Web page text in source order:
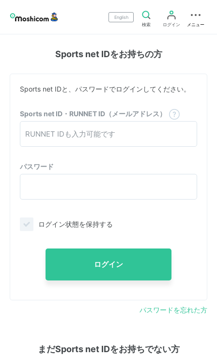
English
検索
ログイン メニュー
Sports net IDをお持ちの方
Sports net IDと、パスワードでログインしてください。
Sports net ID・RUNNET ID（メールアドレス）
パスワード
ログイン状態を保持する
ログイン
パスワードを忘れた方
まだSports net IDをお持ちでない方